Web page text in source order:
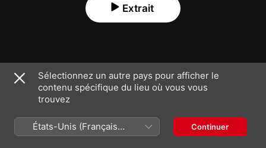
Extrait
Dreams and Nightmares
Sélectionnez un autre pays pour afficher le
contenu spécifique du lieu où vous vous
trouvez
États-Unis (Français
France)
Continuer